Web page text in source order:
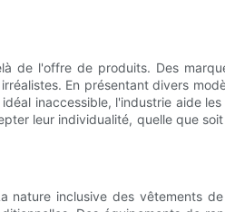
de l'offre de produits. Des
En présentant divers
inaccessible, l'industrie aide
leur individualité, quelle que
nature inclusive des vêtements